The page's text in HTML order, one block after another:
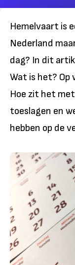
Hemelvaart is
Nederland
dag? In dit
Wat is het? Op
Hoe zit het
toeslagen en
hebben op de